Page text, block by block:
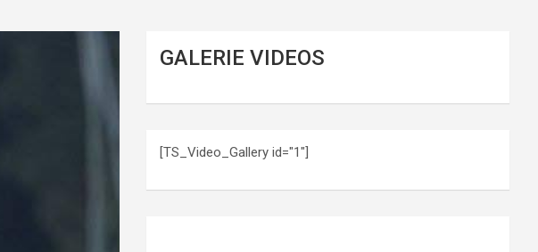
GALERIE VIDEOS
[TS_Video_Gallery id="1"]